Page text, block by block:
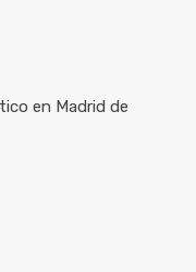
en Madrid de